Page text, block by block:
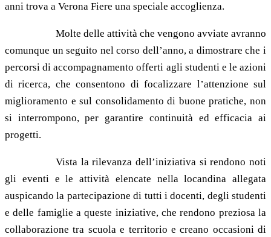
anni trova a Verona Fiere una speciale accoglienza.
Molte delle attività che vengono avviate avranno
comunque un seguito nel corso dell’anno, a dimostrare che i
percorsi di accompagnamento offerti agli studenti e le azioni
di ricerca, che consentono di focalizzare l’attenzione sul
miglioramento e sul consolidamento di buone pratiche, non
si interrompono, per garantire continuità ed efficacia ai
progetti.
Vista la rilevanza dell’iniziativa si rendono noti
gli eventi e le attività elencate nella locandina allegata
auspicando la partecipazione di tutti i docenti, degli studenti
e delle famiglie a queste iniziative, che rendono preziosa la
collaborazione tra scuola e territorio e creano occasioni di